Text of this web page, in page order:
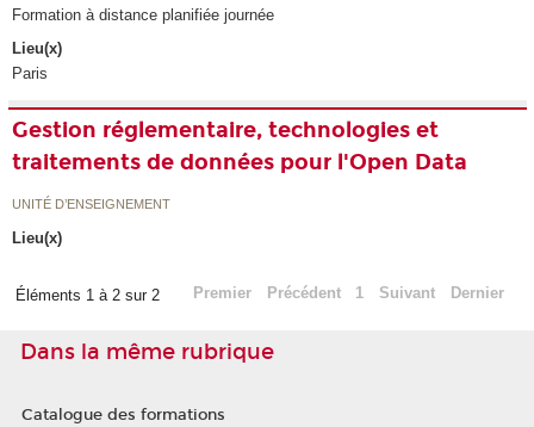
Formation à distance planifiée journée
Lieu(x)
Paris
Gestion réglementaire, technologies et
traitements de données pour l'Open Data
UNITÉ D’ENSEIGNEMENT
Lieu(x)
Éléments 1 à 2 sur 2 Premier Précédent 1 Suivant Dernier
Dans la même rubrique
Catalogue des formations